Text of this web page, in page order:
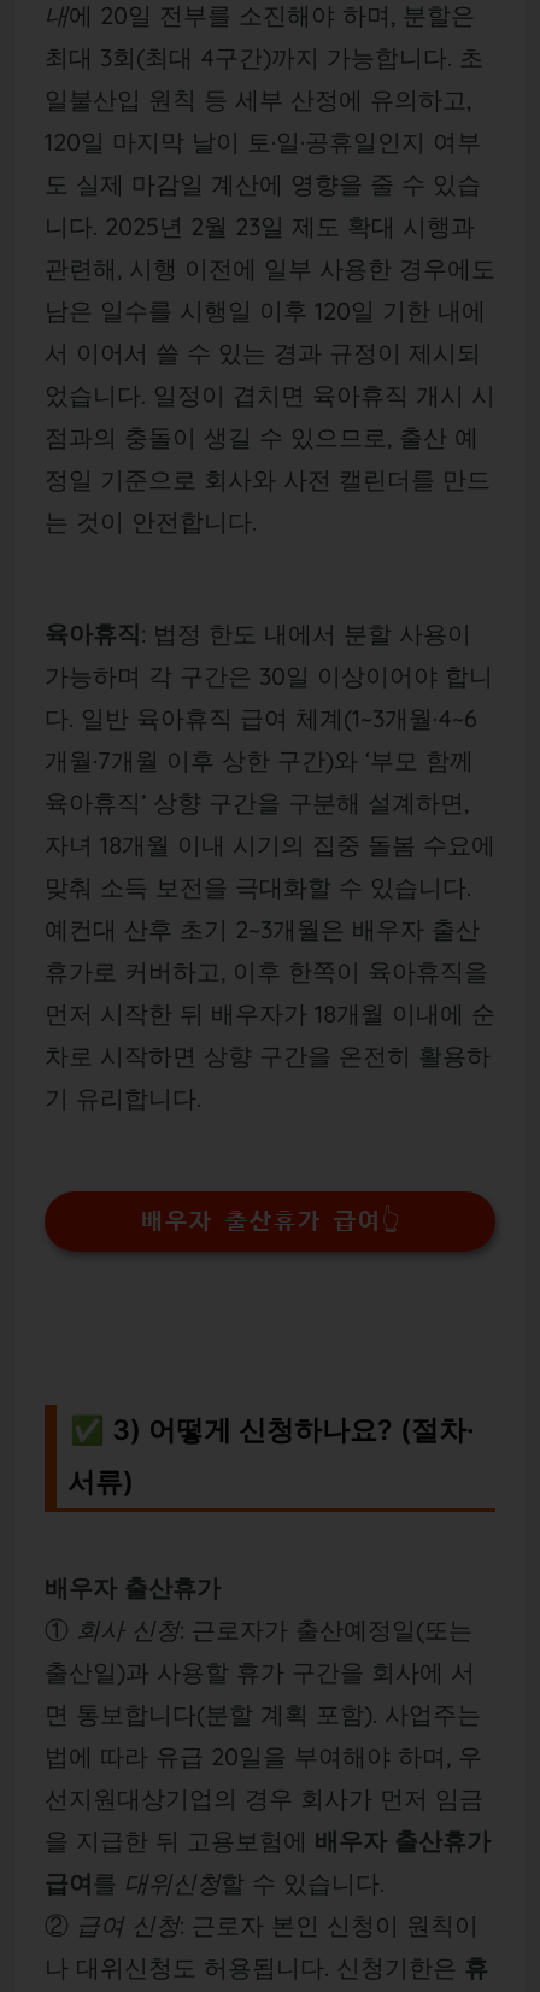
내에 20일 전부를 소진해야 하며, 분할은
최대 3회(최대 4구간)까지 가능합니다. 초
일불산입 원칙 등 세부 산정에 유의하고,
120일 마지막 날이 토·일·공휴일인지 여부
도 실제 마감일 계산에 영향을 줄 수 있습
니다. 2025년 2월 23일 제도 확대 시행과
관련해, 시행 이전에 일부 사용한 경우에도
남은 일수를 시행일 이후 120일 기한 내에
서 이어서 쓸 수 있는 경과 규정이 제시되
었습니다. 일정이 겹치면 육아휴직 개시 시
점과의 충돌이 생길 수 있으므로, 출산 예
정일 기준으로 회사와 사전 캘린더를 만드
는 것이 안전합니다.
육아휴직: 법정 한도 내에서 분할 사용이
가능하며 각 구간은 30일 이상이어야 합니
다. 일반 육아휴직 급여 체계(1~3개월·4~6
개월·7개월 이후 상한 구간)와 ‘부모 함께
육아휴직’ 상향 구간을 구분해 설계하면,
자녀 18개월 이내 시기의 집중 돌봄 수요에
맞춰 소득 보전을 극대화할 수 있습니다.
예컨대 산후 초기 2~3개월은 배우자 출산
휴가로 커버하고, 이후 한쪽이 육아휴직을
먼저 시작한 뒤 배우자가 18개월 이내에 순
차로 시작하면 상향 구간을 온전히 활용하
기 유리합니다.
배우자 출산휴가 급여👆
✅ 3) 어떻게 신청하나요? (절차·
서류)
배우자 출산휴가
① 회사 신청: 근로자가 출산예정일(또는
출산일)과 사용할 휴가 구간을 회사에 서
면 통보합니다(분할 계획 포함). 사업주는
법에 따라 유급 20일을 부여해야 하며, 우
선지원대상기업의 경우 회사가 먼저 임금
을 지급한 뒤 고용보험에 배우자 출산휴가
급여를 대위신청할 수 있습니다.
② 급여 신청: 근로자 본인 신청이 원칙이
나 대위신청도 허용됩니다. 신청기한은 휴